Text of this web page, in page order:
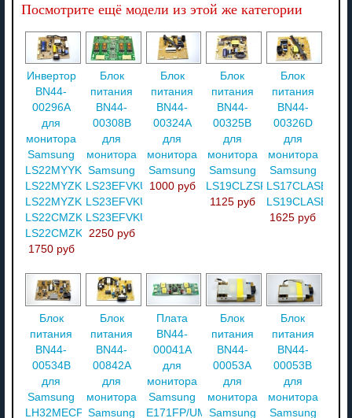
Посмотрите ещё модели из этой же категории
Инвертор
BN44-
00296A
для
монитора
Samsung
LS22MYYKFNA/ZM/
LS22MYZKFVA/ZA/
LS22MYZKFVA/ZC/
LS22CMZKFVA/ZA/
LS22CMZKFVA/ZC
1750 руб
Блок
питания
BN44-
00308B
для
монитора
Samsung
LS23EFVKUV/ZA/
LS23EFVKUV/ZC/
LS23EFVKUVCZB
2250 руб
Блок
питания
BN44-
00324A
для
монитора
Samsung
1000 руб
Блок
питания
BN44-
00325B
для
монитора
Samsung
LS19CLZSFV/ZA
1125 руб
Блок
питания
BN44-
00326D
для
монитора
Samsung
LS17CLASB/ZA/
LS19CLASB/ZA
1625 руб
Блок
питания
BN44-
00534B
для
Samsung
LH32MECPLGA/ZA
Блок
питания
BN44-
00842A
для
монитора
Samsung
Плата
BN44-
00041A
для
монитора
Samsung
E171FP/UMR/
Блок
питания
BN44-
00053A
для
монитора
Samsung
Блок
питания
BN44-
00053B
для
монитора
Samsung